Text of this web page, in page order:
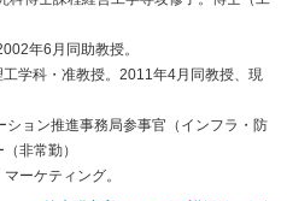
年6月同助教授。
学科・准教授。2011年4月同教授、現
ョン推進事務局参事官（インフラ・防
非常勤）
ーケティング。